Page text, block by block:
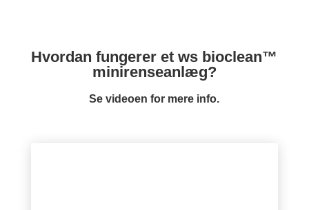
Hvordan fungerer et ws bioclean™
minirenseanlæg?
Se videoen for mere info.